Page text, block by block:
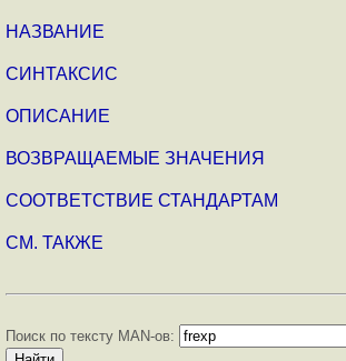
НАЗВАНИЕ
СИНТАКСИС
ОПИСАНИЕ
ВОЗВРАЩАЕМЫЕ ЗНАЧЕНИЯ
СООТВЕТСТВИЕ СТАНДАРТАМ
СМ. ТАКЖЕ
Поиск по тексту MAN-ов: